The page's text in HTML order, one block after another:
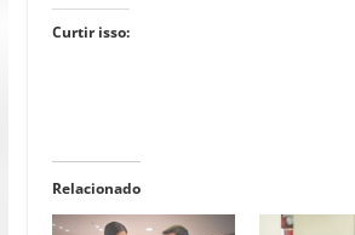
Curtir isso:
Relacionado